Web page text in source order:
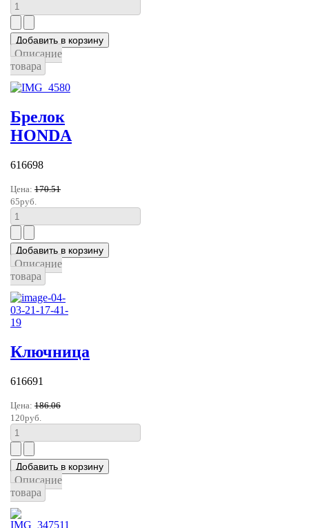
Описание
товара
Брелок
HONDA
616698
Цена: 170.51
65руб.
Описание
товара
Ключница
616691
Цена: 186.06
120руб.
Описание
товара